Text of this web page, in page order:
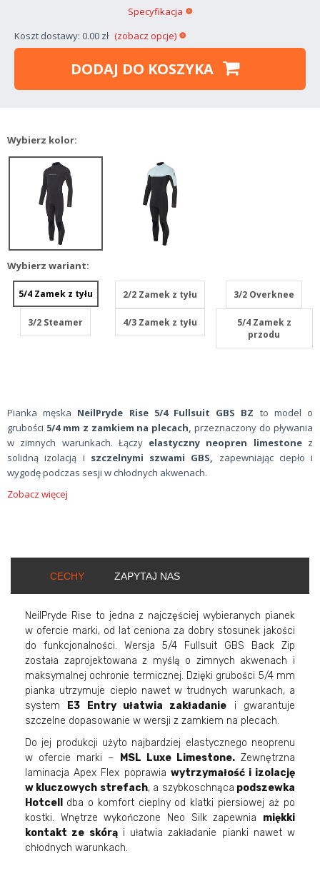
Koszt dostawy: 0.00 zł (zobacz opcje)
Specyfikacja
DODAJ DO KOSZYKA
Wybierz kolor:
Wybierz wariant:
5/4 Zamek z tyłu 2/2 Zamek z tyłu 3/2 Overknee
3/2 Steamer 4/3 Zamek z tyłu
5/4 Zamek z
przodu
Pianka męska NeilPryde Rise 5/4 Fullsuit GBS BZ to model o
grubości 5/4 mm z zamkiem na plecach, przeznaczony do pływania
w zimnych warunkach. Łączyelastyczny neopren limestonez
solidną izolacją i szczelnymi szwami GBS, zapewniając ciepło i
wygodę podczas sesji w chłodnych akwenach.
Zobacz więcej
CECHY ZAPYTAJ NAS
NeilPryde Rise to jedna z najczęściej wybieranych pianek
w ofercie marki, od lat ceniona za dobry stosunek jakości
do funkcjonalności. Wersja 5/4 Fullsuit GBS Back Zip
została zaprojektowana z myślą o zimnych akwenach i
maksymalnej ochronie termicznej. Dzięki grubości 5/4 mm
pianka utrzymuje ciepło nawet w trudnych warunkach, a
system
E3 Entry ułatwia zakładanie i gwarantuje
szczelne dopasowanie w wersji z zamkiem na plecach.
Do jej produkcji użyto najbardziej elastycznego neoprenu
w ofercie marki –
MSL Luxe Limestone.Zewnętrzna
laminacja Apex Flex poprawia wytrzymałość i izolację
w kluczowych strefach, a szybkoschnąca podszewka
Hotcell dba o komfort cieplny od klatki piersiowej aż po
kostki. Wnętrze wykończone Neo Silk zapewnia miękki
kontakt ze skórąi ułatwia zakładanie pianki nawet w
chłodnych warunkach.